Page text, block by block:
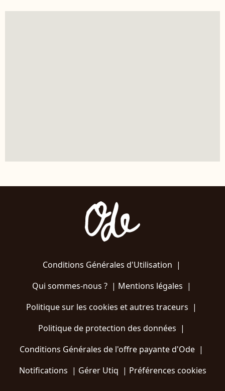
Conditions Générales d'Utilisation |
Qui sommes-nous ?| Mentions légales |
Politique sur les cookies et autres traceurs |
Politique de protection des données |
Conditions Générales de l'offre payante d'Ode |
Notifications | Gérer Utiq | Préférences cookies